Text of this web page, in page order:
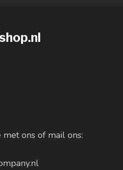
met ons of mail ons: